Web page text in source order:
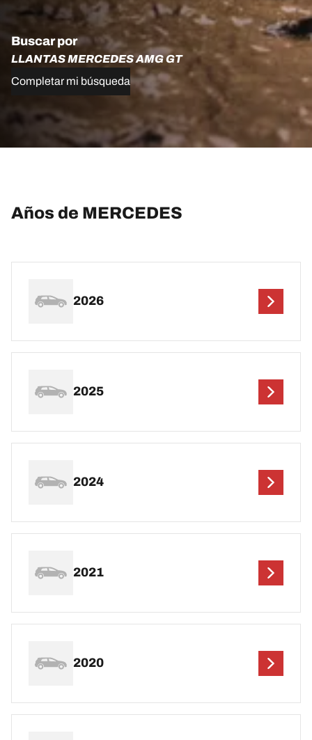
Buscar por
LLANTAS MERCEDES AMG GT
Completar mi búsqueda
Años de MERCEDES
2026
2025
2024
2021
2020